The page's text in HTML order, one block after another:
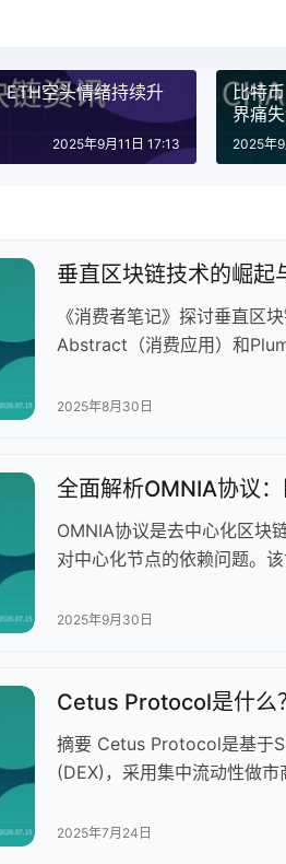
空头情绪持续升
2025年9月11日 17:13
比特
界痛
2025年
垂直区块链技术的崛起
《消费者笔记》探讨垂直区
Abstract（消费应用）和
同时汇总近期加密市场动态
2025年8月30日
全面解析OMNIA协议
OMNIA协议是去中心化区块
对中心化节点的依赖问题。
安全功能。用户可通过质押
正去中心化的金融基础设施。
2025年9月30日
Cetus Protocol是什么
摘要 Cetus Protocol是基于
(DEX)，采用集中流动性做
(0.01%-0.6%)、预言机集成
2025年7月24日